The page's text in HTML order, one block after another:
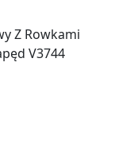
Z Rowkami
V3744